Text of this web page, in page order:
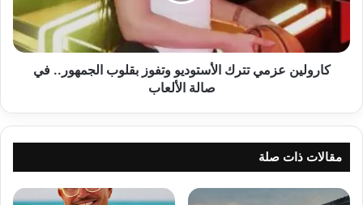
الجمهور..
صالة
الألعابكارولين عزمي تترك الأستوديو وتفوز بقلوب الجمهور.. في
صالة الألعاب
مقالات ذات صلة